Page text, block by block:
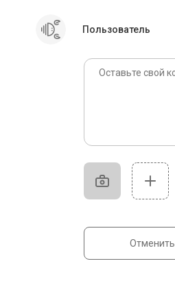
Пользователь
Отменить